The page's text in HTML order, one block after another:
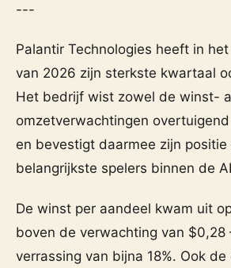
---
Palantir Technologies heeft in
van 2026 zijn sterkste kwartaal
Het bedrijf wist zowel de winst-
omzetverwachtingen
en bevestigt daarmee zijn positie
belangrijkste spelers binnen de
De winst per aandeel kwam uit
boven de verwachting van
verrassing van bijna 18%. Ook